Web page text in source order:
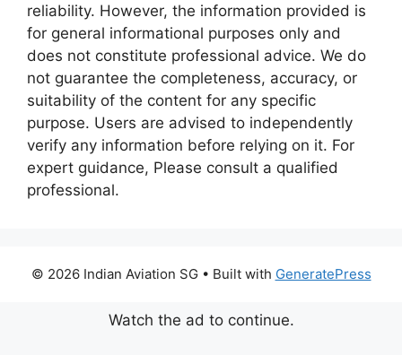
reliability. However, the information provided is
for general informational purposes only and
does not constitute professional advice. We do
not guarantee the completeness, accuracy, or
suitability of the content for any specific
purpose. Users are advised to independently
verify any information before relying on it. For
expert guidance, Please consult a qualified
professional.
© 2026 Indian Aviation SG• Built with GeneratePress
Watch the ad to continue.